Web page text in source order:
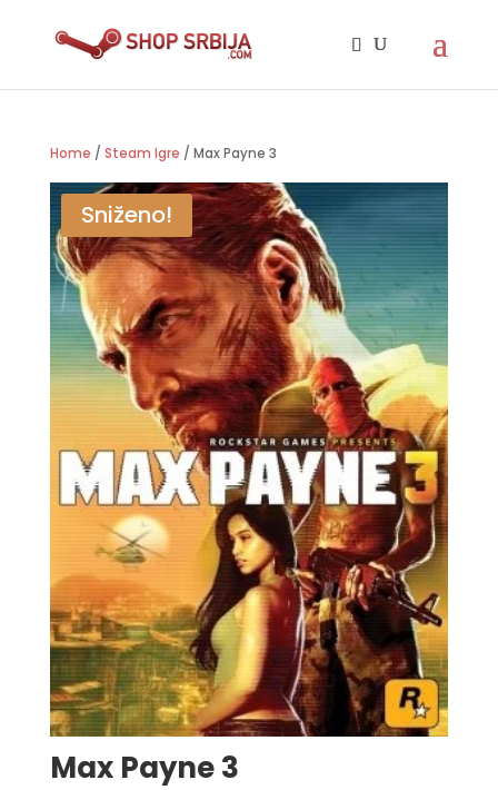
Home / Steam Igre / Max Payne 3
Sniženo!
Max Payne 3